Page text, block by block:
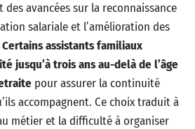
des avancées sur la reconnaissance
salariale et l’amélioration des
Certains assistants familiaux
jusqu’à trois ans au-delà de l’âge
pour assurer la continuité
accompagnent. Ce choix traduit à
métier et la difficulté à organiser